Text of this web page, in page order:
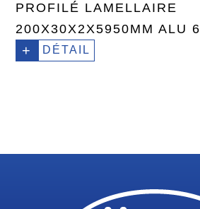
PROFILÉ LAMELLAIRE
200X30X2X5950MM ALU
+ DÉTAIL